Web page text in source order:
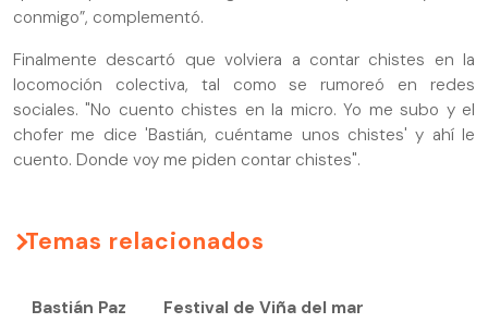
conmigo”, complementó.
Finalmente descartó que volviera a contar chistes en la
locomoción colectiva, tal como se rumoreó en redes
sociales. "No cuento chistes en la micro. Yo me subo y el
chofer me dice 'Bastián, cuéntame unos chistes' y ahí le
cuento. Donde voy me piden contar chistes".
Temas relacionados
Bastián Paz Festival de Viña del mar